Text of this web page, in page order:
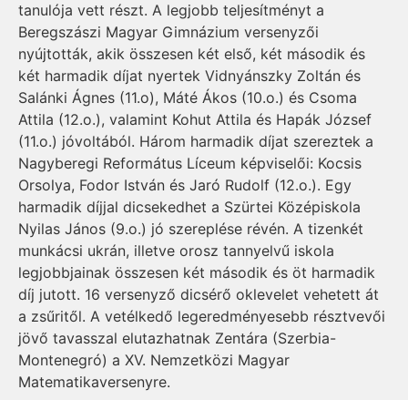
tanulója vett részt. A legjobb teljesítményt a
Beregszászi Magyar Gimnázium versenyzői
nyújtották, akik összesen két első, két második és
két harmadik díjat nyertek Vidnyánszky Zoltán és
Salánki Ágnes (11.o), Máté Ákos (10.o.) és Csoma
Attila (12.o.), valamint Kohut Attila és Hapák József
(11.o.) jóvoltából. Három harmadik díjat szereztek a
Nagyberegi Református Líceum képviselői: Kocsis
Orsolya, Fodor István és Jaró Rudolf (12.o.). Egy
harmadik díjjal dicsekedhet a Szürtei Középiskola
Nyilas János (9.o.) jó szereplése révén. A tizenkét
munkácsi ukrán, illetve orosz tannyelvű iskola
legjobbjainak összesen két második és öt harmadik
díj jutott. 16 versenyző dicsérő oklevelet vehetett át
a zsűritől. A vetélkedő legeredményesebb résztvevői
jövő tavasszal elutazhatnak Zentára (Szerbia-
Montenegró) a XV. Nemzetközi Magyar
Matematikaversenyre.